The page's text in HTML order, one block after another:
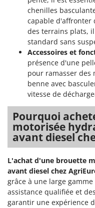
chenilles
capable d'affronter
des terrains plats,
standard sans
Accessoires et
présence d'une
pour ramasser des
benne avec
vitesse de
Pourquoi
motorisée
avant diesel
L'achat d'une brouette
avant diesel chez
grâce à une large
assistance qualifiée et
garantir une expérience